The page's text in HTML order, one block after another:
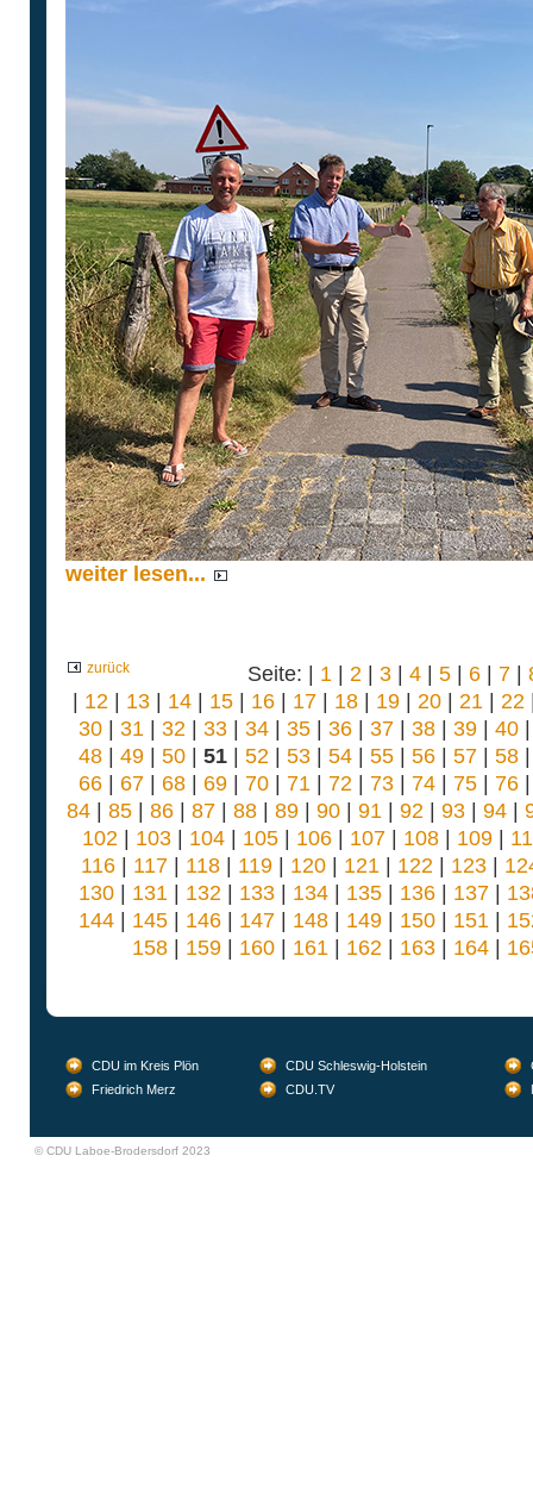
weiter lesen...
zurück Seite: | 1 | 2 | 3 | 4 | 5 | 6 | 7 |
| 12 | 13| 14| 15| 16| 17| 18| 19| 20| 21 | 22
30| 31 | 32 | 33| 34| 35| 36| 37| 38| 39| 40
48| 49| 50| 51| 52 | 53| 54| 55| 56| 57| 58
66| 67| 68| 69| 70| 71 | 72 | 73| 74| 75| 76
84| 85| 86| 87| 88| 89| 90| 91 | 92 | 93| 94|
102 | 103 | 104 | 105 | 106 | 107 | 108 | 109 |
116| 117| 118| 119| 120| 121 | 122 | 123|
130| 131 | 132 | 133| 134| 135| 136| 137|
144| 145| 146| 147| 148| 149| 150| 151 |
158| 159| 160| 161 | 162 | 163| 164|
CDU im Kreis Plön CDU Schleswig-Holstein
Friedrich Merz
CDU.TV
© CDU Laboe-Brodersdorf 2023